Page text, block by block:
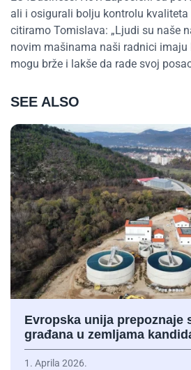
ali i osigurali bolju kontrolu kvaliteta
citiramo Tomislava: „Ljudi su naše
novim mašinama naši radnici imaju
mogu brže i lakše da rade svoj
SEE ALSO
Evropska unija prepoznaje
građana u zemljama
1. Aprila 2026.